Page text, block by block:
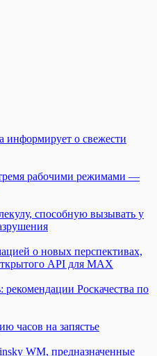
информирует о свежести
рабочими режимами —
способную вызывать у
о новых перспективах,
API для МАХ
рекомендации Роскачества по
часов на запястье
WM, предназначенные